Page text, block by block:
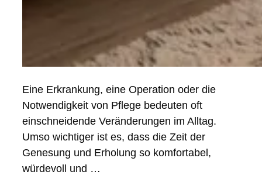
Eine Erkrankung, eine Operation oder die
Notwendigkeit von Pflege bedeuten oft
einschneidende Veränderungen im Alltag.
Umso wichtiger ist es, dass die Zeit der
Genesung und Erholung so komfortabel,
würdevoll und …